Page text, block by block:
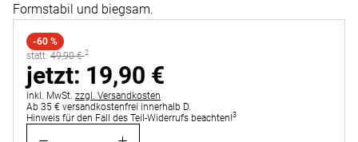
Formstabil und biegsam.
-60 %
statt:
statt: 49,90€ 2
jetzt:
jetzt: 19,90 €
Steuerhinweis:
inkl. MwSt. zzgl. Versandkosten
Ab 35 € versandkostenfrei innerhalb D.
Hinweis für den Fall des Teil-Widerrufs beachten!3